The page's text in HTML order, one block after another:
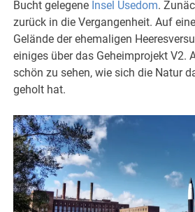
Bucht gelegene Insel Usedom.
zurück in die Vergangenheit. Auf
Gelände der ehemaligen
einiges über das Geheimprojekt V2.
schön zu sehen, wie sich die Natur
geholt hat.